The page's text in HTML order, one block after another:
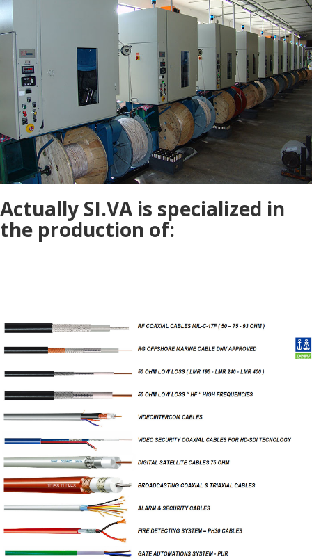
Actually SI.VA is specialized in
the production of: